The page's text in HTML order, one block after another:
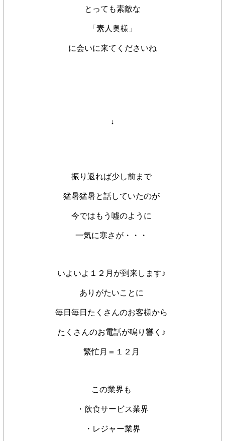
とっても素敵な
「素人奥様」
に会いに来てくださいね
↓
振り返れば少し前まで
猛暑猛暑と話していたのが
今ではもう噓のように
一気に寒さが・・・
いよいよ１２月が到来します♪
ありがたいことに
毎日毎日たくさんのお客様から
たくさんのお電話が鳴り響く♪
繁忙月＝１２月
この業界も
・飲食サービス業界
・レジャー業界